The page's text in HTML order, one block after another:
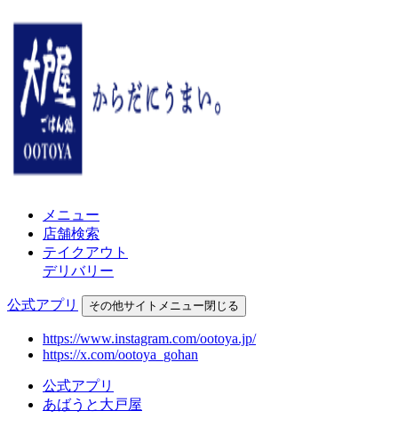
メニュー
店舗検索
テイクアウト
デリバリー
公式アプリ その他サイトメニュー閉じる
https://www.instagram.com/ootoya.jp/
https://x.com/ootoya_gohan
公式アプリ
あばうと大戸屋